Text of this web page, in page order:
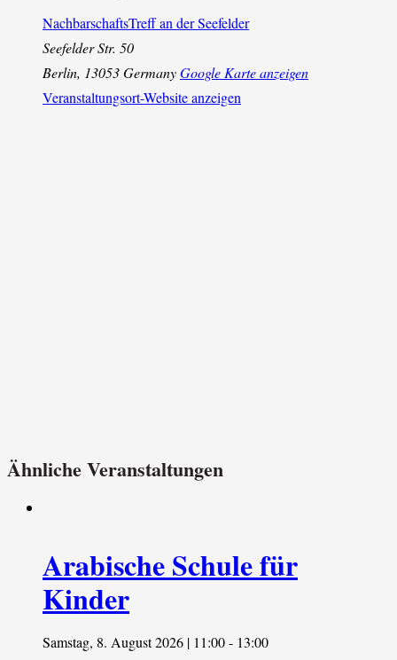
NachbarschaftsTreff an der Seefelder
Seefelder Str. 50
Berlin, 13053GermanyGoogle Karte anzeigen
Veranstaltungsort-Website anzeigen
Ähnliche Veranstaltungen
Arabische Schule für
Kinder
Samstag, 8. August 2026 | 11:00- 13:00